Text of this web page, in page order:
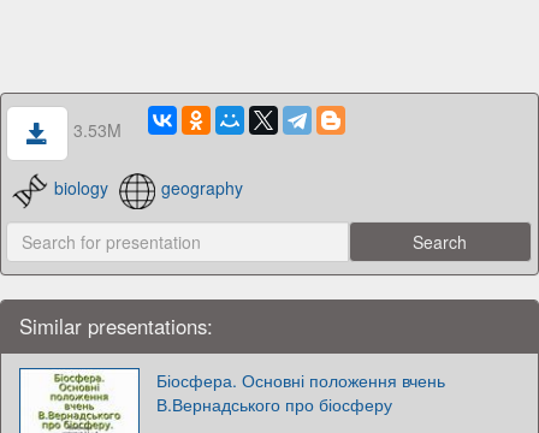
3.53M
biology geography
Similar presentations:
Біосфера. Основні положення вчень
В.Вернадського про біосферу